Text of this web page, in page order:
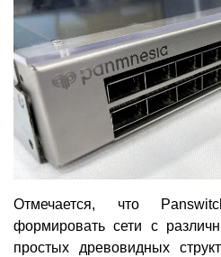
Отмечается, что
формировать сети с
простых древовидных